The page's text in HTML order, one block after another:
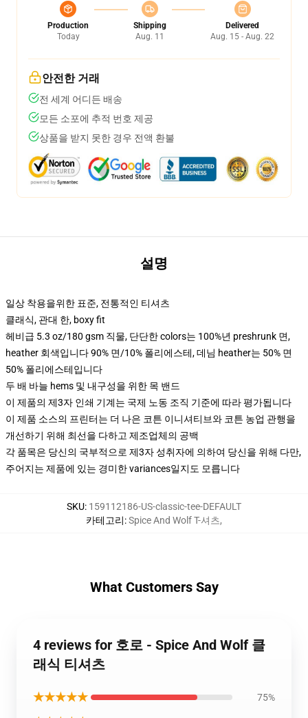
Production
Today
Shipping
Aug. 11
Delivered
Aug. 15 - Aug. 22
안전한 거래
전 세계 어디든 배송
모든 소포에 추적 번호 제공
상품을 받지 못한 경우 전액 환불
설명
일상 착용을위한 표준, 전통적인 티셔츠
클래식, 관대 한, boxy fit
헤비급 5.3 oz/180 gsm 직물, 단단한 colors는 100%년 preshrunk 면,
heather 회색입니다 90% 면/10% 폴리에스테, 데님 heather는 50% 면
50% 폴리에스테입니다
두 배 바늘 hems 및 내구성을 위한 목 밴드
이 제품의 제3자 인쇄 기계는 국제 노동 조직 기준에 따라 평가됩니다
이 제품 소스의 프린터는 더 나은 코튼 이니셔티브와 코튼 농업 관행을
개선하기 위해 최선을 다하고 제조업체의 공백
각 품목은 당신의 국부적으로 제3자 성취자에 의하여 당신을 위해 다만,
주어지는 제품에 있는 경미한 variances일지도 모릅니다
SKU: 159112186-US-classic-tee-DEFAULT
카테고리:Spice And Wolf T-셔츠,
What Customers Say
4 reviews for 호로 - Spice And Wolf 클
래식 티셔츠
★★★★★ 75%